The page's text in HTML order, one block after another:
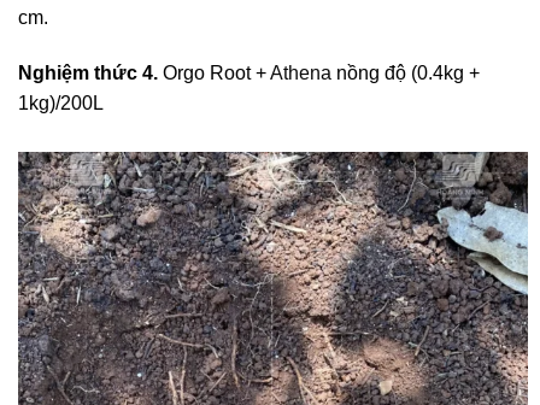
cm.
Nghiệm thức 4. Orgo Root +Athena nồng độ (0.4kg +
1kg)/200L